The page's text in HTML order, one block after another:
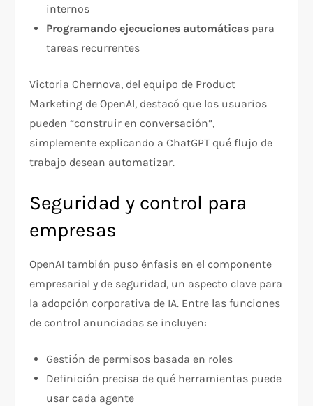
internos
Programando ejecuciones automáticas para
tareas recurrentes
Victoria Chernova, del equipo de Product
Marketing de OpenAI, destacó que los usuarios
pueden “construir en conversación”,
simplemente explicando a ChatGPT qué flujo de
trabajo desean automatizar.
Seguridad y control para
empresas
OpenAI también puso énfasis en el componente
empresarial y de seguridad, un aspecto clave para
la adopción corporativa de IA. Entre las funciones
de control anunciadas se incluyen:
Gestión de permisos basada en roles
Definición precisa de qué herramientas puede
usar cada agente